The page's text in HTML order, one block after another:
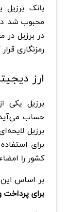
بانک
در برزیل
رمزنگاری
ارز
برزیل یکی
حساب
برزیل
برای
کشور را
بر اساس
برای پرداخت